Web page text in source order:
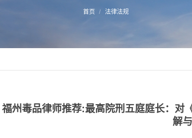
首页 法律法规
福州毒品律师推荐:最高院刑五庭庭长：对
解